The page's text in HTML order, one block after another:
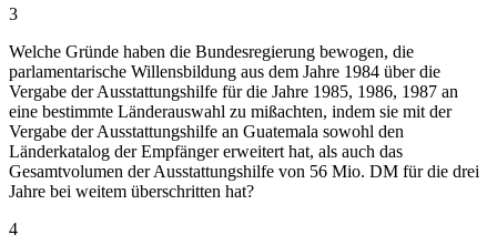
3
Welche Gründe haben die Bundesregierung bewogen, die
parlamentarische Willensbildung aus dem Jahre 1984 über die
Vergabe der Ausstattungshilfe für die Jahre 1985, 1986, 1987 an
eine bestimmte Länderauswahl zu mißachten, indem sie mit der
Vergabe der Ausstattungshilfe an Guatemala sowohl den
Länderkatalog der Empfänger erweitert hat, als auch das
Gesamtvolumen der Ausstattungshilfe von 56 Mio. DM für die drei
Jahre bei weitem überschritten hat?
4